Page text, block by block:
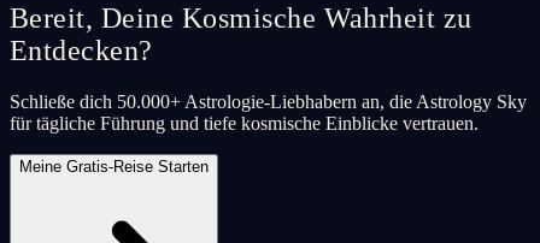
Bereit, Deine Kosmische Wahrheit zu
Entdecken?
Schließe dich 50.000+ Astrologie-Liebhabern an, die Astrology Sky
für tägliche Führung und tiefe kosmische Einblicke vertrauen.
Meine Gratis-Reise Starten